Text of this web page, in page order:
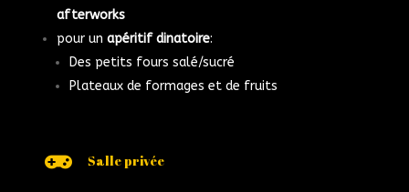
afterworks
pour unapéritif dinatoire:
Des petits fours salé/sucré
Plateaux de formages et de fruits
 Salle privée